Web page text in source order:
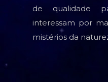
de qualidade
interessam por
mistérios da